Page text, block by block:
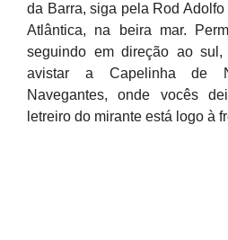
da Barra, siga pela Rod
Atlântica, na beira mar.
seguindo em direção ao
avistar a Capelinha de
Navegantes, onde vocês
letreiro do mirante está logo à